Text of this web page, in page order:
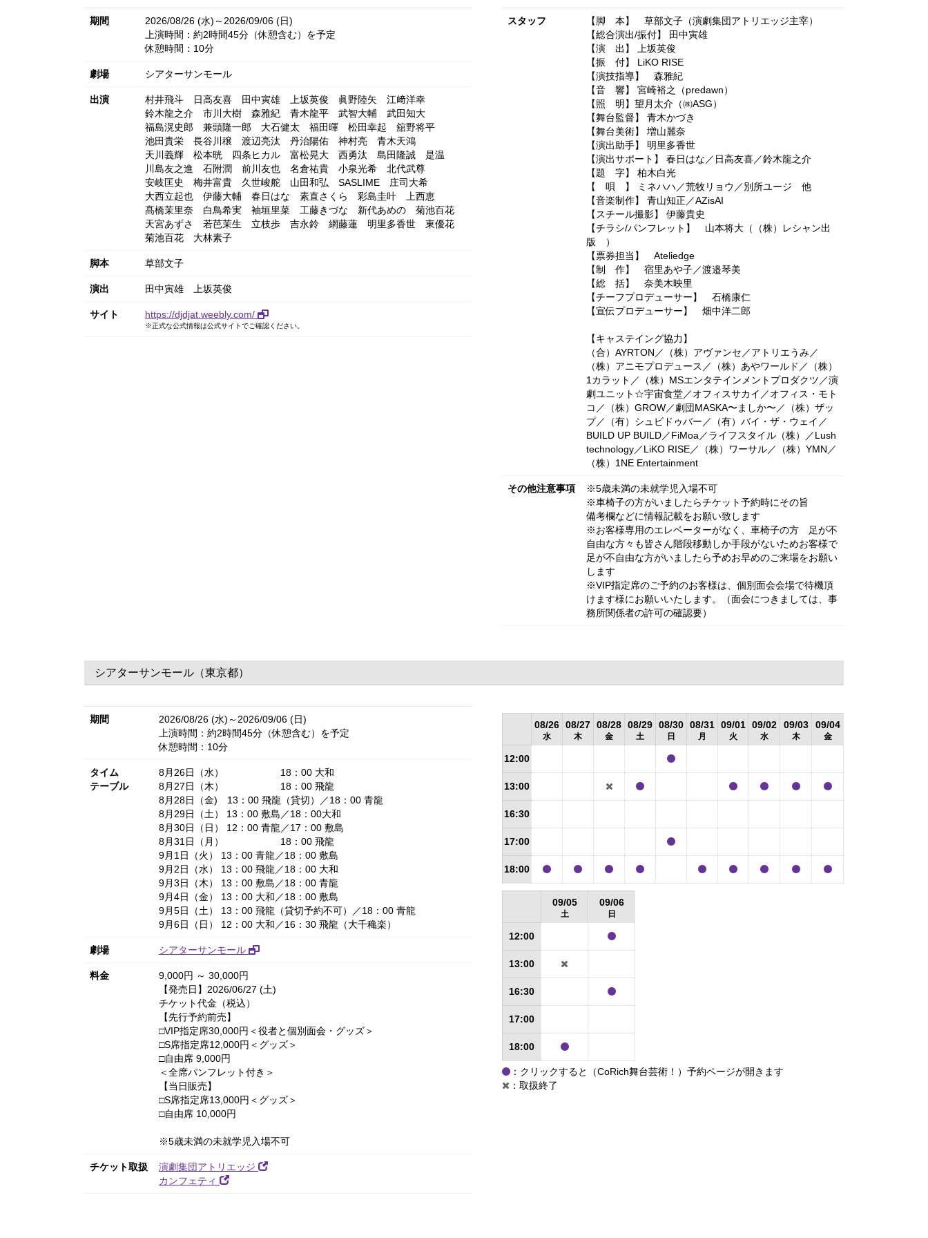
期間
2026/08/26 (水)～2026/09/06 (日)
上演時間：約2時間45分（休憩含む）を予定
休憩時間：10分
劇場 シアターサンモール
出演 村井飛斗 日高友喜 田中寅雄 上坂英俊 眞野陸矢
江﨑洋幸
鈴木龍之介
市川大樹 森雅紀 青木龍平 武智大輔
武田知大
福島滉史郎
兼頭隆一郎 大石健太 福田暉 松田幸起
舘野将平
池田貴栄
長谷川穣 渡辺亮汰 丹治陽佑 神村亮
青木天鴻
天川義輝
松本晄 四条ヒカル 富松晃大 西勇汰 島田隆誠
是温
川島友之進
石附潤 前川友也 名倉祐貴 小泉光希
北代武尊
安岐匡史
梅井富貴 久世峻舵 山田和弘 SASLIME
庄司大希
大西立起也
伊藤大輔 春日はな 素直さくら 彩島圭叶
上西恵
髙橋茉里奈
白鳥希実 袖垣里菜 工藤きづな 新代あめの
菊池百花
天宮あずさ
若芭茉生 立枝歩 吉永鈴 網藤蓮 明里多香世
東優花
菊池百花
大林素子
脚本 草部文子
演出 田中寅雄 上坂英俊
サイト https://djdjat.weebly.com/
※正式な公式情報は公式サイトでご確認ください。
スタッフ
【脚 本】 草部文子（演劇集団アトリエッジ主宰）
【総合演出/振付】 田中寅雄
【演 出】 上坂英俊
【振 付】 LiKO RISE
【演技指導】 森雅紀
【音 響】 宮崎裕之（predawn）
【照 明】望月太介（㈱ASG）
【舞台監督】 青木かづき
【舞台美術】 増山麗奈
【演出助手】 明里多香世
【演出サポート】 春日はな／日高友喜／鈴木龍之介
【題 字】 柏木白光
【 唄 】 ミネハハ／荒牧リョウ／別所ユージ 他
【音楽制作】 青山知正／AZisAI
【スチール撮影】 伊藤貴史
【チラシ/パンフレット】 山本将大（（株）レシャン出
版 ）
【票券担当】 Ateliedge
【制 作】 宿里あや子／渡邉琴美
【総 括】 奈美木映里
【チーフプロデューサー】 石橋康仁
【宣伝プロデューサー】 畑中洋二郎
【キャステイング協力】
（合）AYRTON／（株）アヴァンセ／アトリエうみ／
（株）アニモプロデュース／（株）あやワールド／（株）
1カラット／（株）MSエンタテインメントプロダクツ／演
劇ユニット☆宇宙食堂／オフィスサカイ／オフィス・モト
コ／（株）GROW／劇団MASKA〜ましか〜／（株）ザッ
プ／（有）シュビドゥバー／（有）バイ・ザ・ウェイ／
BUILD UP BUILD／FiMoa／ライフスタイル（株）／Lush
technology／LiKO RISE／（株）ワーサル／（株）YMN／
（株）1NE Entertainment
その他注意事項
※5歳未満の未就学児入場不可
※車椅子の方がいましたらチケット予約時にその旨
備考欄などに情報記載をお願い致します
※お客様専用のエレベーターがなく、車椅子の方 足が不
自由な方々も皆さん階段移動しか手段がないためお客様で
足が不自由な方がいましたら予めお早めのご来場をお願い
します
※VIP指定席のご予約のお客様は、個別面会会場で待機頂
けます様にお願いいたします。（面会につきましては、事
務所関係者の許可の確認要）
シアターサンモール（東京都）
期間
2026/08/26 (水)～2026/09/06 (日)
上演時間：約2時間45分（休憩含む）を予定
休憩時間：10分
タイム
テーブル
8月26日（水） 18：00 大和
8月27日（木） 18：00 飛龍
8月28日（金) 13：00 飛龍（貸切）／18：00 青龍
8月29日（土） 13：00 敷島／18：00大和
8月30日（日） 12：00 青龍／17：00 敷島
8月31日（月） 18：00 飛龍
9月1日（火） 13：00 青龍／18：00 敷島
9月2日（水） 13：00 飛龍／18：00 大和
9月3日（木） 13：00 敷島／18：00 青龍
9月4日（金） 13：00 大和／18：00 敷島
9月5日（土） 13：00 飛龍（貸切予約不可）／18：00 青龍
9月6日（日） 12：00 大和／16：30 飛龍（大千穐楽）
劇場 シアターサンモール
料金
9,000円 ～ 30,000円
【発売日】2026/06/27 (土)
チケット代金（税込）
【先行予約前売】
□VIP指定席30,000円＜役者と個別面会・グッズ＞
□S席指定席12,000円＜グッズ＞
□自由席 9,000円
＜全席パンフレット付き＞
【当日販売】
□S席指定席13,000円＜グッズ＞
□自由席 10,000円
※5歳未満の未就学児入場不可
チケット取扱
演劇集団アトリエッジ
カンフェティ
08/26
水
08/27
木
08/28
金
08/29
土
08/30
日
08/31
月
09/01
火
09/02
水
09/03
木
09/04
金
12:00
13:00
16:30
17:00
18:00
09/05
土
09/06
日
12:00
13:00
16:30
17:00
18:00
：クリックすると（CoRich舞台芸術！）予約ページが開きます
：取扱終了